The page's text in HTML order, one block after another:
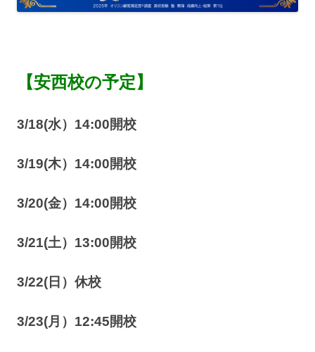
【安西校の予定】
3/18(水）14:00開校
3/19(木）14:00開校
3/20(金）14:00開校
3/21(土）13:00開校
3/22(日）休校
3/23(月）12:45開校